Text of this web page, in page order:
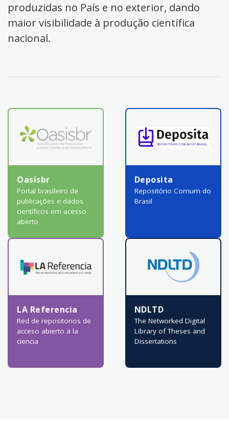
produzidas no País e no exterior, dando
maior visibilidade à produção científica
nacional.
Oasisbr
Portal brasileiro de
publicações e dados
científicos em acesso
aberto
Deposita
Repositório Comum do
Brasil
LA Referencia
Red de repositorios de
acceso abierto a la
ciencia
NDLTD
The Networked Digital
Library of Theses and
Dissertations